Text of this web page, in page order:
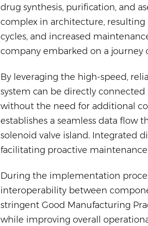
drug synthesis, purification, and
complex in architecture,
cycles, and increased
company embarked on a journey
By leveraging the high-speed,
system can be directly
without the need for additional
establishes a seamless data flow
solenoid valve island. Integrated
facilitating proactive
During the implementation
interoperability between
stringent Good Manufacturing
while improving overall